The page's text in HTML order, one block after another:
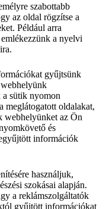
szabottabb
az oldal rögzítse a
Például arra
a nyelvi
gyűjtsünk
a sütik nyomon
meglátogatott oldalakat,
webhelyünket az Ön
és
információk
használjuk,
szokásai alapján.
a reklámszolgáltatók
gyűjtött információkat